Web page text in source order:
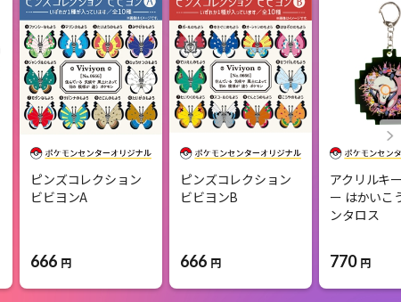
ピンズコレクション
ビビヨンA
666 円
ピンズコレクション
ビビヨンB
666 円
アクリルキ
ー はかいこ
ンタロス
770 円